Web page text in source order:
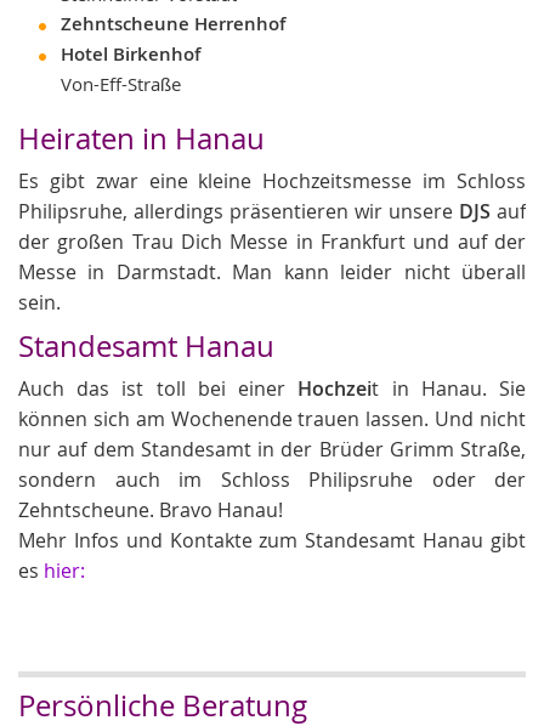
Zehntscheune Herrenhof
Hotel Birkenhof
Von-Eff-Straße
Heiraten in Hanau
Es gibt zwar eine kleine Hochzeitsmesse im Schloss
Philipsruhe, allerdings präsentieren wir unsere DJS auf
der großen Trau Dich Messe in Frankfurt und auf der
Messe in Darmstadt. Man kann leider nicht überall
sein.
Standesamt Hanau
Auch das ist toll bei einer Hochzeit in Hanau. Sie
können sich am Wochenende trauen lassen. Und nicht
nur auf dem Standesamt in der Brüder Grimm Straße,
sondern auch im Schloss Philipsruhe oder der
Zehntscheune. Bravo Hanau!
Mehr Infos und Kontakte zum Standesamt Hanau gibt
es hier:
Persönliche Beratung